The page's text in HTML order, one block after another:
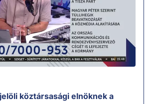
köztársasági elnöknek a